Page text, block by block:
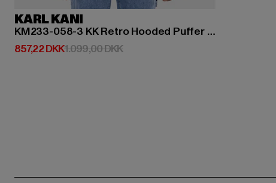
KARL KANI
KM233-058-3 KK Retro Hooded Puffer Jacket
857,22 DKK
Nuværende pris: 857,22 DKK
1.099,00 DKKKampagnepris: 1.099,00 DKK